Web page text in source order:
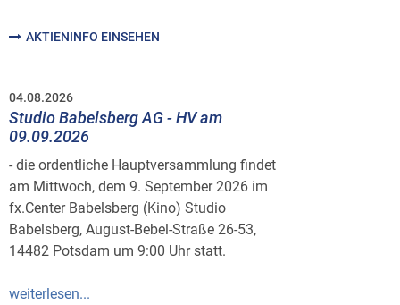
AKTIENINFO EINSEHEN
04.08.2026
Studio Babelsberg AG - HV am
09.09.2026
- die ordentliche Hauptversammlung findet
am Mittwoch, dem 9. September 2026 im
fx.Center Babelsberg (Kino) Studio
Babelsberg, August-Bebel-Straße 26-53,
14482 Potsdam um 9:00 Uhr statt.
weiterlesen...